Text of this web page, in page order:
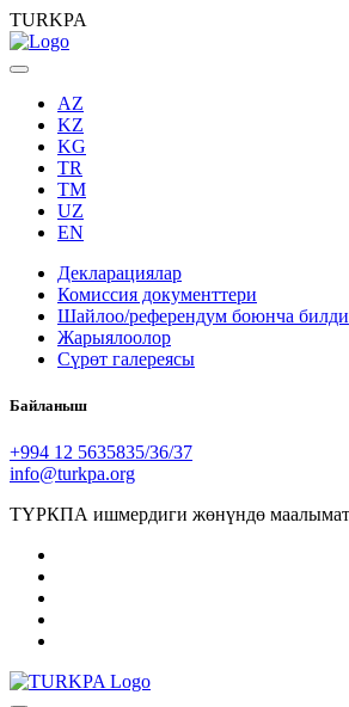
TURKPA
AZ
KZ
KG
TR
TM
UZ
EN
Декларациялар
Комиссия документтери
Шайлоо/референдум боюнча
Жарыялоолор
Сүрөт галереясы
Байланыш
+994 12 5635835/36/37
info@turkpa.org
ТҮРКПА ишмердиги жөнүндө маалымат